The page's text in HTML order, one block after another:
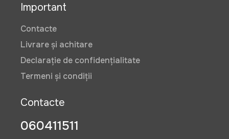
Important
Contacte
Livrare și achitare
Declarație de confidențialitate
Termeni și condiții
Contacte
060411511